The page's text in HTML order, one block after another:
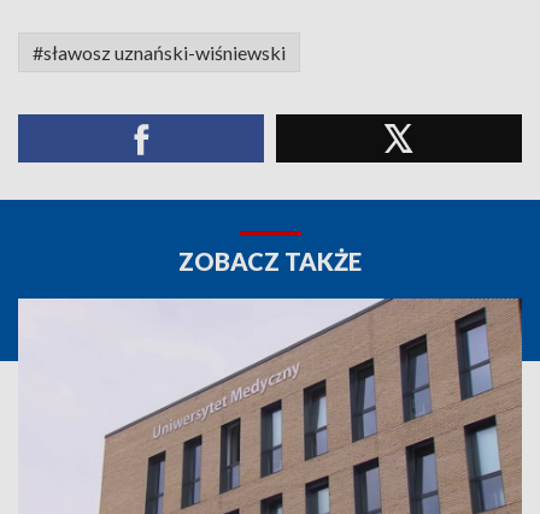
#sławosz uznański-wiśniewski
ZOBACZ TAKŻE